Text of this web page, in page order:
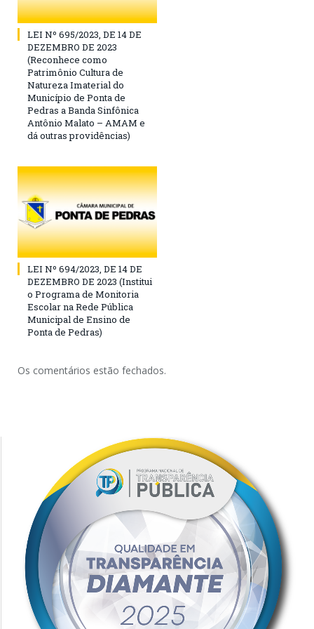
LEI Nº 695/2023, DE 14 DE
DEZEMBRO DE 2023
(Reconhece como
Patrimônio Cultura de
Natureza Imaterial do
Município de Ponta de
Pedras a Banda Sinfônica
Antônio Malato – AMAM e
dá outras providências)
LEI Nº 694/2023, DE 14 DE
DEZEMBRO DE 2023 (Institui
o Programa de Monitoria
Escolar na Rede Pública
Municipal de Ensino de
Ponta de Pedras)
Os comentários estão fechados.